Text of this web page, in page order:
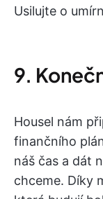
Usilujte o
9.
Housel nám
finančního
náš čas a dát
chceme. Díky